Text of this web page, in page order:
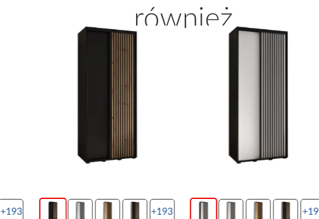
również
+193 +193